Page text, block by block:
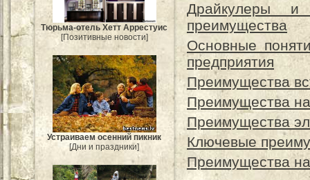
Тюрьма-отель Хетт Аррестуис
[Позитивные новости]
Устраиваем осенний пикник
[Дни и праздники]
Драйкулеры
преимущества
Основные
предприятия
Преимущества
Преимущества
Преимущества
Ключевые
Преимущества